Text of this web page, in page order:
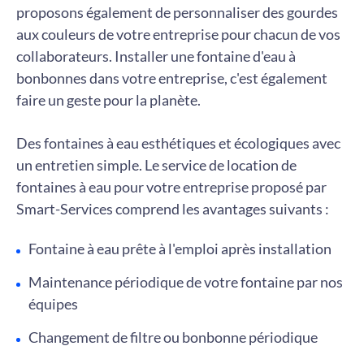
proposons également de personnaliser des gourdes
aux couleurs de votre entreprise pour chacun de vos
collaborateurs. Installer une fontaine d'eau à
bonbonnes dans votre entreprise, c'est également
faire un geste pour la planète.
Des fontaines à eau esthétiques et écologiques avec
un entretien simple. Le service de location de
fontaines à eau pour votre entreprise proposé par
Smart-Services comprend les avantages suivants :
Fontaine à eau prête à l'emploi après installation
Maintenance périodique de votre fontaine par nos
équipes
Changement de filtre ou bonbonne périodique